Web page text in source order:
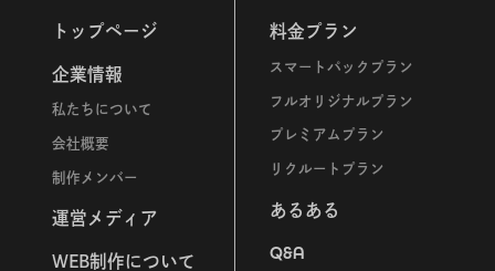
トップページ
企業情報
私たちについて
会社概要
制作メンバー
運営メディア
WEB制作について
料金プラン
スマートパックプラン
フルオリジナルプラン
プレミアムプラン
リクルートプラン
あるある
Q&A